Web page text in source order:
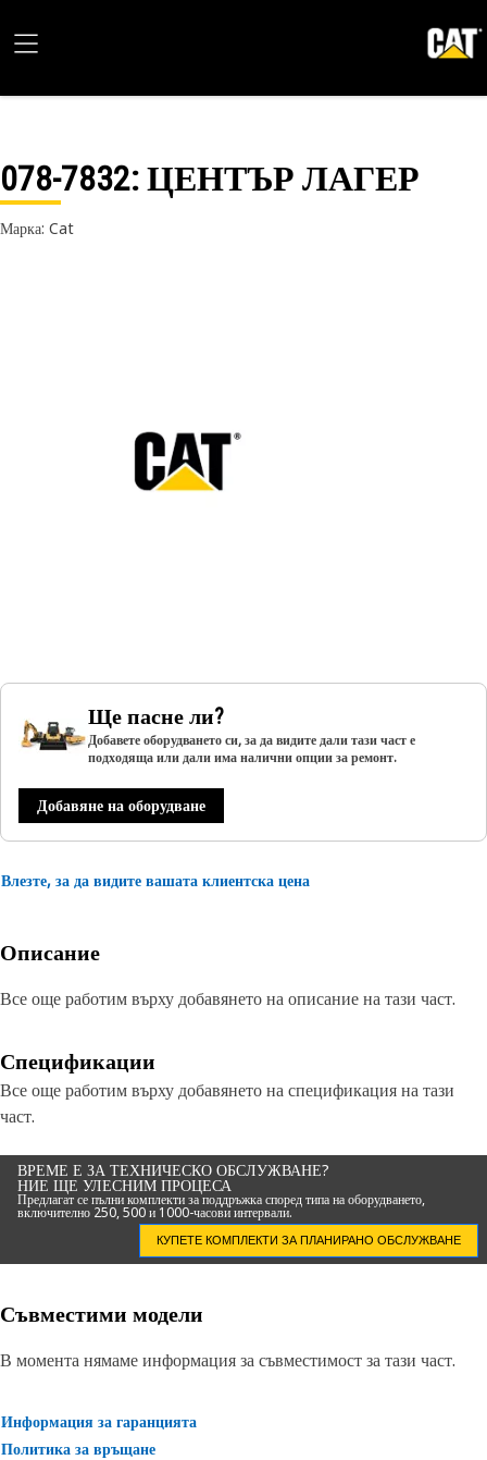
078-7832: ЦЕНТЪР ЛАГЕР
Марка: Cat
Ще пасне ли?
Добавете оборудването си, за да видите дали тази част е
подходяща или дали има налични опции за ремонт.
Добавяне на оборудване
Влезте, за да видите вашата клиентска цена
Описание
Все още работим върху добавянето на описание на тази част.
Спецификации
Все още работим върху добавянето на спецификация на тази
част.
ВРЕМЕ Е ЗА ТЕХНИЧЕСКО ОБСЛУЖВАНЕ?
НИЕ ЩЕ УЛЕСНИМ ПРОЦЕСА
Предлагат се пълни комплекти за поддръжка според типа на оборудването,
включително 250, 500 и 1000-часови интервали.
КУПЕТЕ КОМПЛЕКТИ ЗА ПЛАНИРАНО ОБСЛУЖВАНЕ
Съвместими модели
В момента нямаме информация за съвместимост за тази част.
Информация за гаранцията
Политика за връщане